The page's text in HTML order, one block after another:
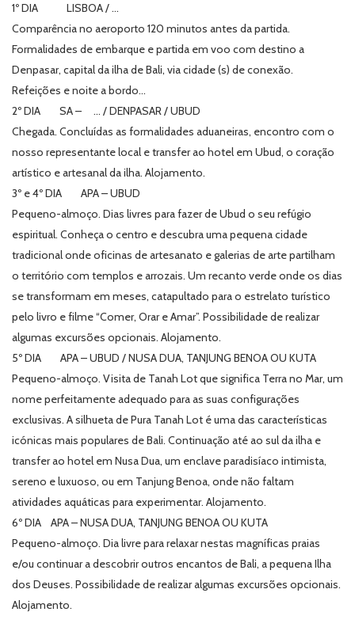
1º DIA LISBOA / …
Comparência no aeroporto 120 minutos antes da partida.
Formalidades de embarque e partida em voo com destino a
Denpasar, capital da ilha de Bali, via cidade (s) de conexão.
Refeições e noite a bordo…
2º DIA SA – … / DENPASAR / UBUD
Chegada. Concluídas as formalidades aduaneiras, encontro com o
nosso representante local e transfer ao hotel em Ubud, o coração
artístico e artesanal da ilha. Alojamento.
3º e 4º DIA APA – UBUD
Pequeno-almoço. Dias livres para fazer de Ubud o seu refúgio
espiritual. Conheça o centro e descubra uma pequena cidade
tradicional onde oficinas de artesanato e galerias de arte partilham
o território com templos e arrozais. Um recanto verde onde os dias
se transformam em meses, catapultado para o estrelato turístico
pelo livro e filme “Comer, Orar e Amar”. Possibilidade de realizar
algumas excursões opcionais. Alojamento.
5º DIA APA – UBUD / NUSA DUA, TANJUNG BENOA OU KUTA
Pequeno-almoço. Visita de Tanah Lot que significa Terra no Mar, um
nome perfeitamente adequado para as suas configurações
exclusivas. A silhueta de Pura Tanah Lot é uma das características
icónicas mais populares de Bali. Continuação até ao sul da ilha e
transfer ao hotel em Nusa Dua, um enclave paradisíaco intimista,
sereno e luxuoso, ou em Tanjung Benoa, onde não faltam
atividades aquáticas para experimentar. Alojamento.
6º DIA APA – NUSA DUA, TANJUNG BENOA OU KUTA
Pequeno-almoço. Dia livre para relaxar nestas magníficas praias
e/ou continuar a descobrir outros encantos de Bali, a pequena Ilha
dos Deuses. Possibilidade de realizar algumas excursões opcionais.
Alojamento.